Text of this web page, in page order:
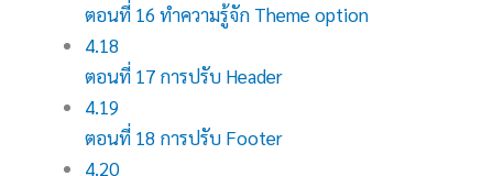
ตอนที่ 16 ทำความรู้จัก Theme option
4.18
ตอนที่ 17 การปรับ Header
4.19
ตอนที่ 18 การปรับ Footer
4.20